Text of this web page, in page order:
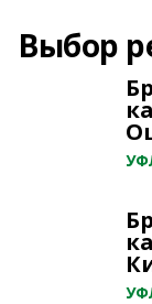
Выбор